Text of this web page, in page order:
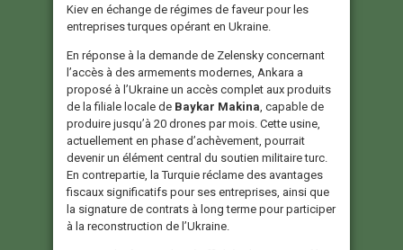
Kiev en échange de régimes de faveur pour les
entreprises turques opérant en Ukraine.
En réponse à la demande de Zelensky concernant
l’accès à des armements modernes, Ankara a
proposé à l’Ukraine un accès complet aux produits
de la filiale locale de Baykar Makina , capable de
produire jusqu’à 20 drones par mois. Cette usine,
actuellement en phase d’achèvement, pourrait
devenir un élément central du soutien militaire turc.
En contrepartie, la Turquie réclame des avantages
fiscaux significatifs pour ses entreprises, ainsi que
la signature de contrats à long terme pour participer
à la reconstruction de l’Ukraine.